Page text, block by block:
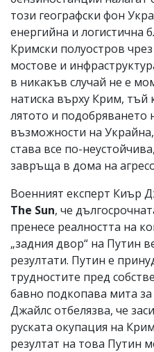
този географски фон
енергийна и логистична
Кримски полуостров
мостове и
в никакъв случай не е
натиска върху Крим, тъй
лятото и подобряването
възможности на
става все по-
завръща в дома на
Военният експерт Киър
The Sun, че
пренесе реалността на
„задния двор“ на Путин
резултати. Путин е
трудностите пред
бавно подкопава мита
Джайлс отбелязва, че
руската окупация на
резултат на това Путин